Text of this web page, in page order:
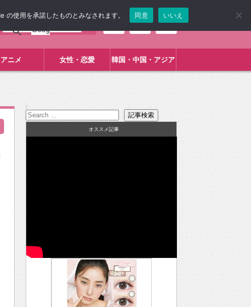
アニメ 女性・恋愛 韓国・中国・アジア
:
オススメ記事
使用を承諾したものとみなされます。 同意 いいえ